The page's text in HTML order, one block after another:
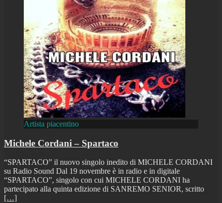
Artista piacentino
Michele Cordani – Spartaco
“SPARTACO” il nuovo singolo inedito di MICHELE CORDANI
su Radio Sound Dal 19 novembre è in radio e in digitale
“SPARTACO”, singolo con cui MICHELE CORDANI ha
partecipato alla quinta edizione di SANREMO SENIOR, scritto
[…]